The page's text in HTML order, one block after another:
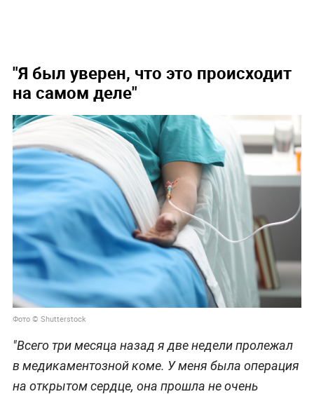
"Я был уверен, что это происходит
на самом деле"
Фото © Shutterstock
"Всего три месяца назад я две недели пролежал
в медикаментозной коме. У меня была операция
на открытом сердце, она прошла не очень